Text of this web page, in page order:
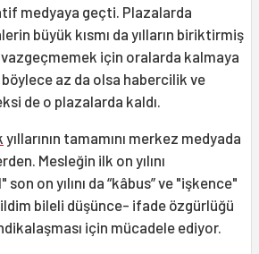
medyaya geçti. Plazalarda
büyük kısmı da yılların biriktirmiş
için oralarda kalmaya
az da olsa habercilik ve
de o plazalarda kaldı.
yıllarının tamamını merkez medyada
Mesleğin ilk on yılını
on yılını da “kâbus” ve "işkence"
bileli düşünce- ifade özgürlüğü
için mücadele ediyor.